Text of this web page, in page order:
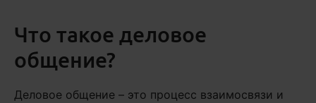
Что такое деловое
общение?
Деловое общение – это процесс взаимосвязи и